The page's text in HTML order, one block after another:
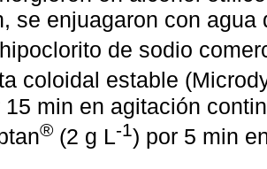
se enjuagaron con
de sodio
coloidal estable
15 min en agitación
® (2 g L-1) por 5 min